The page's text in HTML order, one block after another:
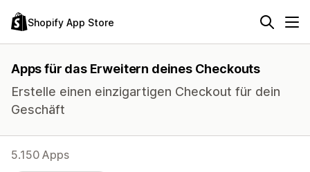
Shopify App Store
Apps für das Erweitern deines Checkouts
Erstelle einen einzigartigen Checkout für dein
Geschäft
5.150 Apps